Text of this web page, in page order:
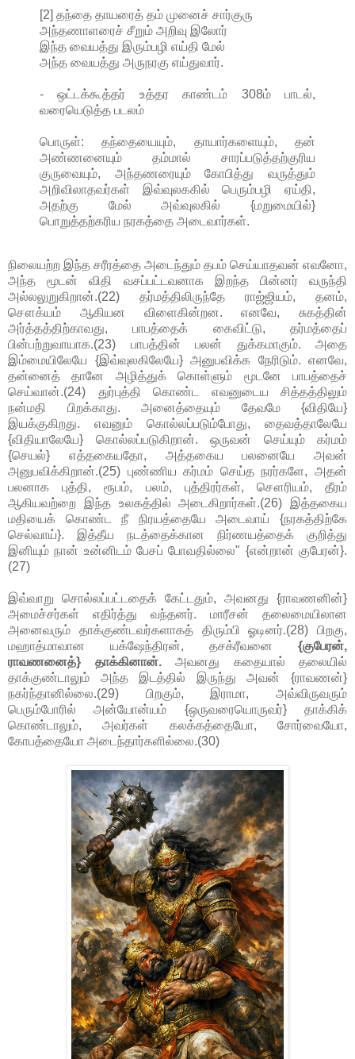
[2] தந்தை தாயரைத் தம் முனைச் சார்குரு
அந்தணாளரைச் சீறும் அறிவு இலோர்
இந்த வையத்து இரும்பழி எய்தி மேல்
அந்த வையத்து அருநரகு எய்துவார்.
- ஒட்டக்கூத்தர் உத்தர காண்டம் 308ம் பாடல்,
வரையெடுத்த படலம்
பொருள்: தந்தையையும், தாயார்களையும், தன்
அண்ணனையும் தம்மால் சாரப்படுத்தற்குரிய
குருவையும், அந்தணரையும் கோபித்து வருத்தும்
அறிவிலாதவர்கள் இவ்வுலககில் பெரும்பழி ஏய்தி,
அதற்கு மேல் அவ்வுலகில் {மறுமையில்}
பொறுத்தற்கரிய நரகத்தை அடைவார்கள்.
நிலையற்ற இந்த சரீரத்தை அடைந்தும் தபம் செய்யாதவன் எவனோ,
அந்த மூடன் விதி வசப்பட்டவனாக இறந்த பின்னர் வருந்தி
அல்லலுறுகிறான்.(22) தர்மத்திலிருந்தே ராஜ்ஜியம், தனம்,
சௌக்யம் ஆகியன விளைகின்றன. எனவே, சுகத்தின்
அர்த்தத்திற்காவது, பாபத்தைக் கைவிட்டு, தர்மத்தைப்
பின்பற்றுவாயாக.(23) பாபத்தின் பலன் துக்கமாகும். அதை
இம்மையிலேயே {இவ்வுலகிலேயே} அனுபவிக்க நேரிடும். எனவே,
தன்னைத் தானே அழித்துக் கொள்ளும் மூடனே பாபத்தைச்
செய்வான்.(24) துர்புத்தி கொண்ட எவனுடைய சித்தத்திலும்
நன்மதி பிறக்காது. அனைத்தையும் தேவமே {விதியே}
இயக்குகிறது. எவனும் கொல்லப்படும்போது, தைவத்தாலேயே
{விதியாலேயே} கொல்லப்படுகிறான். ஒருவன் செய்யும் கர்மம்
{செயல்} எத்தகையதோ, அத்தகைய பலனையே அவன்
அனுபவிக்கிறான்.(25) புண்ணிய கர்மம் செய்த நரர்களே, அதன்
பலனாக புத்தி, ரூபம், பலம், புத்திரர்கள், சௌரியம், தீரம்
ஆகியவற்றை இந்த உலகத்தில் அடைகிறார்கள்.(26) இத்தகைய
மதியைக் கொண்ட நீ நிரயத்தையே அடைவாய் {நரகத்திற்கே
செல்வாய்}. இத்தீய நடத்தைக்கான நிர்ணயத்தைக் குறித்து
இனியும் நான் உன்னிடம் பேசப் போவதில்லை" {என்றான் குபேரன்}.
(27)
இவ்வாறு சொல்லப்பட்டதைக் கேட்டதும், அவனது {ராவணனின்}
அமைச்சர்கள் எதிர்த்து வந்தனர். மாரீசன் தலைமையிலான
அனைவரும் தாக்குண்டவர்களாகத் திரும்பி ஓடினர்.(28) பிறகு,
மஹாத்மாவான யக்ஷேந்திரன், தசக்ரீவனை {குபேரன்,
ராவணனைத்} தாக்கினான்.அவனது கதையால் தலையில்
தாக்குண்டாலும் அந்த இடத்தில் இருந்து அவன் {ராவணன்}
நகர்ந்தானில்லை.(29) பிறகும், இராமா, அவ்விருவரும்
பெரும்போரில் அன்யோன்யம் {ஒருவரையொருவர்} தாக்கிக்
கொண்டாலும், அவர்கள் கலக்கத்தையோ, சோர்வையோ,
கோபத்தையோ அடைந்தார்களில்லை.(30)